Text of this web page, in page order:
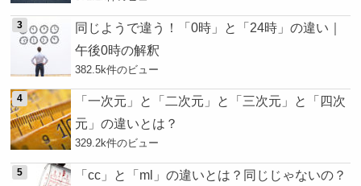
同じようで違う！「0時」と「24時」の違い｜
午後0時の解釈
382.5k件のビュー
「一次元」と「二次元」と「三次元」と「四次
元」の違いとは？
329.2k件のビュー
「cc」と「ml」の違いとは？同じじゃないの？